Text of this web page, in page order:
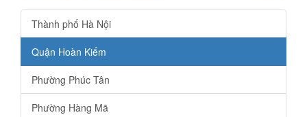
Thành phố Hà Nội
Quận Hoàn Kiếm
Phường Phúc Tân
Phường Hàng Mã